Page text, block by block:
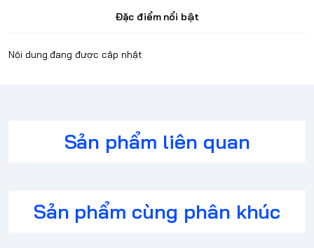
Đặc điểm nổi bật
Nội dung đang được cập nhật
Sản phẩm liên quan
Sản phẩm cùng phân khúc